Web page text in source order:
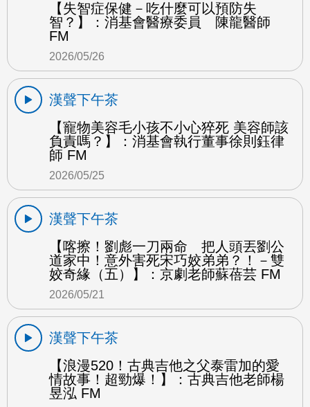
【失智症保健－吃什麼可以預防失
智？】：消基會醫療委員 陳龍醫師
FM
2026/05/26
漢聲下午茶
【寵物美容毛小孩不小心猝死 美容師該
負責嗎？】：消基會執行董事徐則鈺律
師 FM
2026/05/25
漢聲下午茶
【喀擦！劉彪一刀兩命 把人頭丟劉公
道家中！意外害死宋巧姣弟弟？！－雙
姣奇緣（五）】：京劇老師蘇蓓芸 FM
2026/05/21
漢聲下午茶
【浪漫520！古典吉他之父泰雷加的愛
情故事！超勁爆！】：古典吉他老師楊
昱泓 FM